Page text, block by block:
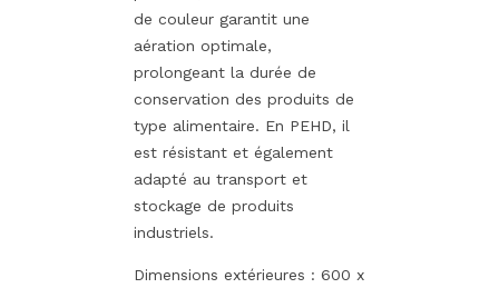
de couleur garantit une
aération optimale,
prolongeant la durée de
conservation des produits de
type alimentaire. En PEHD, il
est résistant et également
adapté au transport et
stockage de produits
industriels.
Dimensions extérieures : 600 x